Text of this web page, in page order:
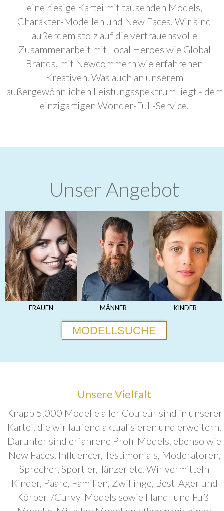
eine riesige Kartei mit tausenden Models,
Charakter-Modellen und New Faces. Wir sind
außerdem stolz auf die vertrauensvolle
Zusammenarbeit mit Local Heroes wie Global
Brands, mit Newcommern wie erfahrenen
Kreativen. Was auch an unserem
außergewöhnlichen Leistungsspektrum liegt - dem
einzigartigen Wonder-Full-Service.
Unser Angebot
FRAUEN MÄNNER KINDER
MODELLSUCHE
Unsere Vielfalt
Knapp 5.000 Modelle aller Couleur sind in unserer
Kartei, die wir laufend aktualisieren und erweitern.
Darunter sind erfahrene Profi-Models, ebenso wie
New Faces, Influencer, Testimonials, Moderatoren,
Sprecher, Sportler, Tänzer etc. Wir vermitteln
Kinder, Paare, Familien, Zwillinge, Best-Ager und
Körper-/Curvy-Models sowie Hand- und Fuß-